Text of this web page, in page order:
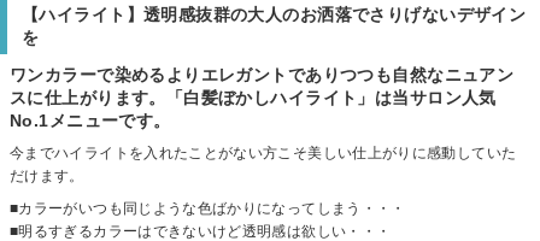
【ハイライト】透明感抜群の大人のお洒落でさりげないデザイン
を
ワンカラーで染めるよりエレガントでありつつも自然なニュアン
スに仕上がります。「白髪ぼかしハイライト」は当サロン人気
No.1メニューです。
今までハイライトを入れたことがない方こそ美しい仕上がりに感動していた
だけます。
■カラーがいつも同じような色ばかりになってしまう・・・
■明るすぎるカラーはできないけど透明感は欲しい・・・